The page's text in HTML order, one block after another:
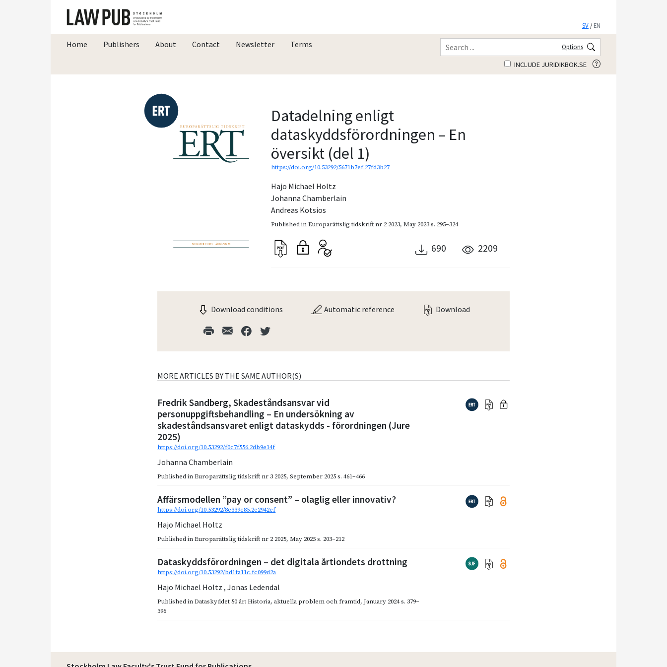
SV /EN
Home Publishers About Contact Newsletter Terms Options
INCLUDE JURIDIKBOK.SE
Datadelning enligt
dataskyddsförordningen – En
översikt (del 1)
https://doi.org/10.53292/5671b7ef.27fd3b27
Hajo Michael Holtz
Johanna Chamberlain
Andreas Kotsios
Published inEuroparättslig tidskrift nr 2 2023,May 2023s. 295–324
690 2209
Download conditions Automatic reference Download
MORE ARTICLES BY THE SAME AUTHOR(S)
Fredrik Sandberg, Skadeståndsansvar vid
personuppgiftsbehandling – En undersökning av
skadeståndsansvaret enligt dataskydds - förordningen (Jure
2025)
https://doi.org/10.53292/f0c7f556.2db9e14f
Johanna Chamberlain
Published inEuroparättslig tidskrift nr 3 2025,September 2025 s. 461–466
Affärsmodellen ”pay or consent” – olaglig eller innovativ?
https://doi.org/10.53292/8e339c85.2e2942ef
Hajo Michael Holtz
Published inEuroparättslig tidskrift nr 2 2025,May 2025 s. 203–212
Dataskyddsförordningen – det digitala årtiondets drottning
https://doi.org/10.53292/bd1fa11c.fc099d2a
Hajo Michael Holtz,Jonas Ledendal
Published inDataskyddet 50 år: Historia, aktuella problem och framtid,January 2024s. 379–
396